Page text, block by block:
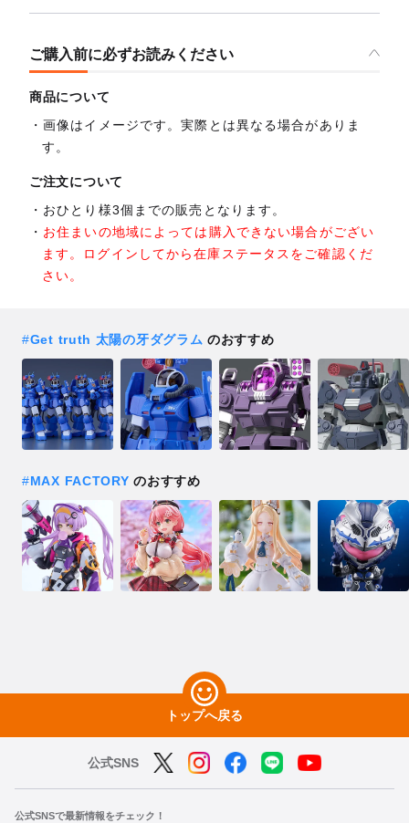
ご購入前に必ずお読みください
商品について
画像はイメージです。実際とは異なる場合がありま
す。
ご注文について
おひとり様3個までの販売となります。
お住まいの地域によっては購入できない場合がござい
ます。ログインしてから在庫ステータスをご確認くだ
さい。
#Get truth 太陽の牙ダグラム のおすすめ
#MAX FACTORY のおすすめ
トップへ戻る
公式SNS
公式SNSで最新情報をチェック！